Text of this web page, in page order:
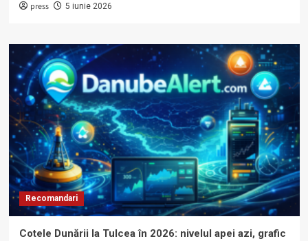
press 5 iunie 2026
Recomandari
Cotele Dunării la Tulcea în 2026: nivelul apei azi, grafic